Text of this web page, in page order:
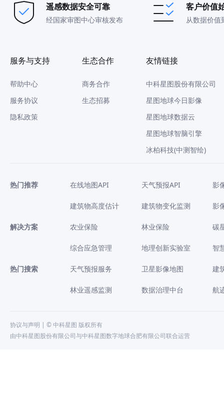
遥感数据安全可靠
经国家审图中心审核发布
客户价值
从数据价值
服务与支持
帮助中心
服务协议
隐私政策
生态合作
商务合作
生态招募
友情链接
中科星图股份有限公司
星图地球今日影像
星图地球数据云
星图地球智脑引擎
冰柏科技(中测智绘)
热门推荐 在线地图API 天气预报API 影
建筑物高度估计 建筑物变化监测 影
解决方案 农业保险 林业保险 碳
综合应急管理 地理创新实验室 智
热门搜索 天气预报服务 卫星影像地图 建
林业遥感监测 数据治理中台 航
协议与声明 | © 中科星图 版权所有
由中科星图股份有限公司与中科星图数字地球合肥有限公司联合运营